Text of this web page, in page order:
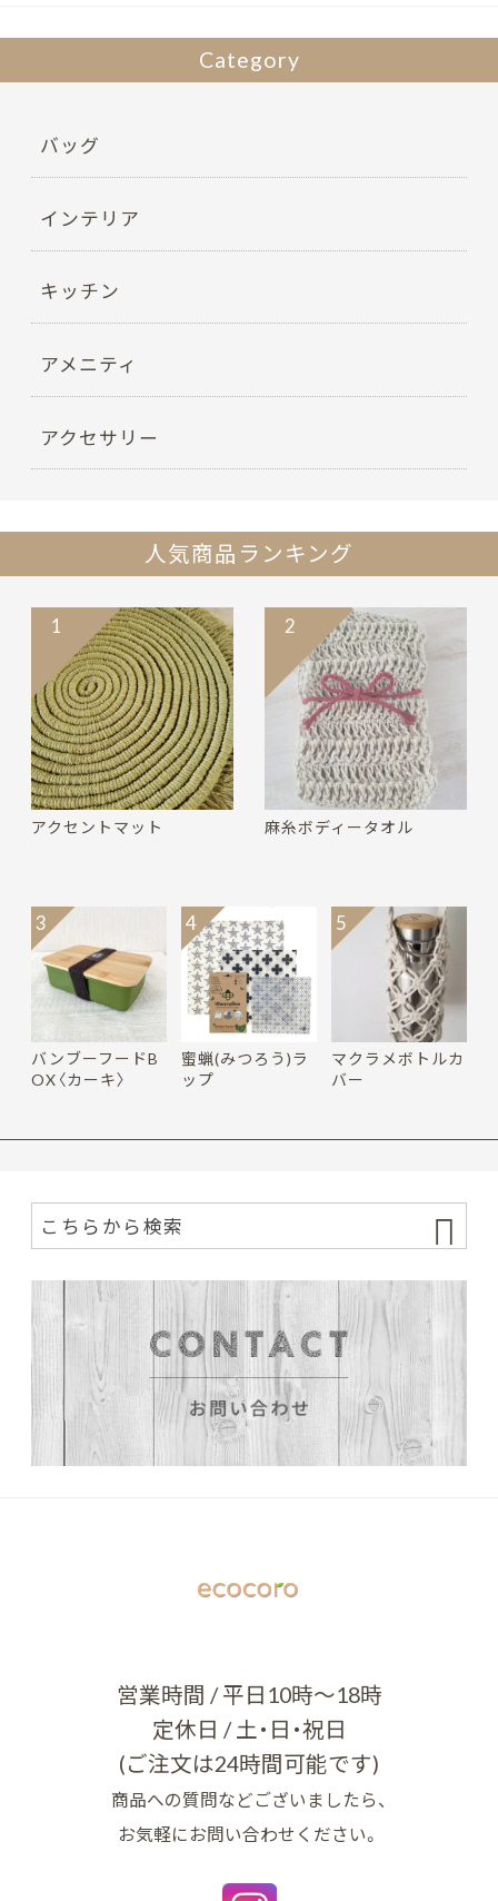
Category
バッグ
インテリア
キッチン
アメニティ
アクセサリー
人気商品ランキング
アクセントマット
1
麻糸ボディータオル
2
バンブーフードB
OX〈カーキ〉
3
蜜蝋(みつろう)ラ
ップ
4
マクラメボトルカ
バー
5
営業時間 / 平日10時～18時
定休日 / 土・日・祝日
(ご注文は24時間可能です)
商品への質問などございましたら、
お気軽にお問い合わせください。